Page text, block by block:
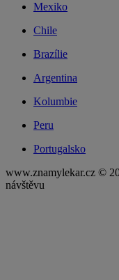
Mexiko
Chile
Brazílie
Argentina
Kolumbie
Peru
Portugalsko
www.znamylekar.cz ©
návštěvu